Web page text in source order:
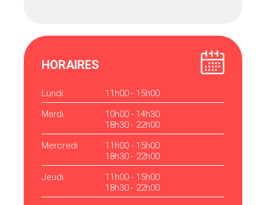
HORAIRES
Lundi
11h00 - 15h00
Mardi
10h00 - 14h30
18h30 - 22h00
Mercredi
11h00 - 15h00
18h30 - 22h00
Jeudi
11h00 - 15h00
18h30 - 22h00